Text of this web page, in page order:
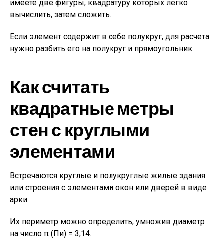
имеете две фигуры, квадратуру которых легко
вычислить, затем сложить.
Если элемент содержит в себе полукруг, для расчета
нужно разбить его на полукруг и прямоугольник.
Как считать
квадратные метры
стен с круглыми
элементами
Встречаются круглые и полукруглые жилые здания
или строения с элементами окон или дверей в виде
арки.
Их периметр можно определить, умножив диаметр
на число π (Пи) = 3,14.